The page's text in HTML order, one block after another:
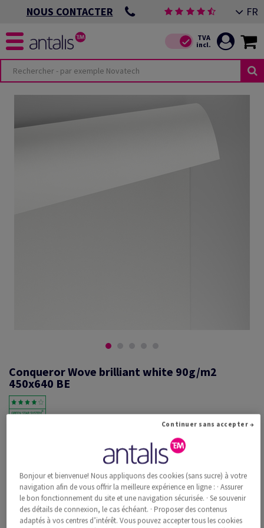
NOUS CONTACTER FR
Conqueror Wove brilliant white 90g/m2
450x640 BE
Conqueror Wove, brilliant white, 90g/m2, vélin, avec filigrane,
woodfree ECF with 15% cotton, 117µm, 450mm x 640mm, SRA2, BE,
Paquet de 500 feuilles, FSC Mix Credit
Information additionnelle
Recommander ce produit
Prix catalogue TVA incl.
Bonjour et bienvenue! Nous appliquons des cookies (sans sucre) à votre
navigation afin de vous offrir la meilleure expérience en ligne : · Assurer
le bon fonctionnement du site et une navigation sécurisée. · Se souvenir
des détails de connexion, le cas échéant. · Proposer des contenus
adaptés à vos centres d’intérêt. Vous pouvez accepter tous les cookies
Continuer sans accepter →